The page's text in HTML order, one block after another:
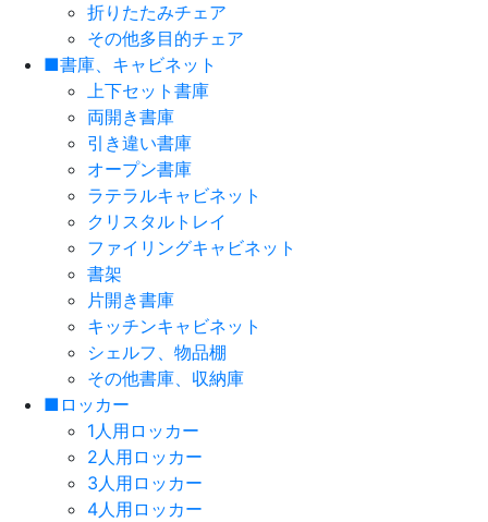
折りたたみチェア
その他多目的チェア
■書庫、キャビネット
上下セット書庫
両開き書庫
引き違い書庫
オープン書庫
ラテラルキャビネット
クリスタルトレイ
ファイリングキャビネット
書架
片開き書庫
キッチンキャビネット
シェルフ、物品棚
その他書庫、収納庫
■ロッカー
1人用ロッカー
2人用ロッカー
3人用ロッカー
4人用ロッカー